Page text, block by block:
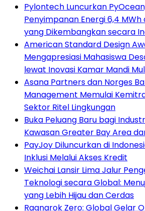
Pylontech Luncurkan
Penyimpanan Energi 6,4 MWh
yang Dikembangkan secara
American Standard Design
Mengapresiasi Mahasiswa
lewat Inovasi Kamar Mandi
Asana Partners dan Norges
Management Memulai
Sektor Ritel Lingkungan
Buka Peluang Baru bagi
Kawasan Greater Bay Area
PayJoy Diluncurkan di
Inklusi Melalui Akses Kredit
Weichai Lansir Lima Jalur
Teknologi secara Global:
yang Lebih Hijau dan Cerdas
Ragnarok Zero: Global Gelar